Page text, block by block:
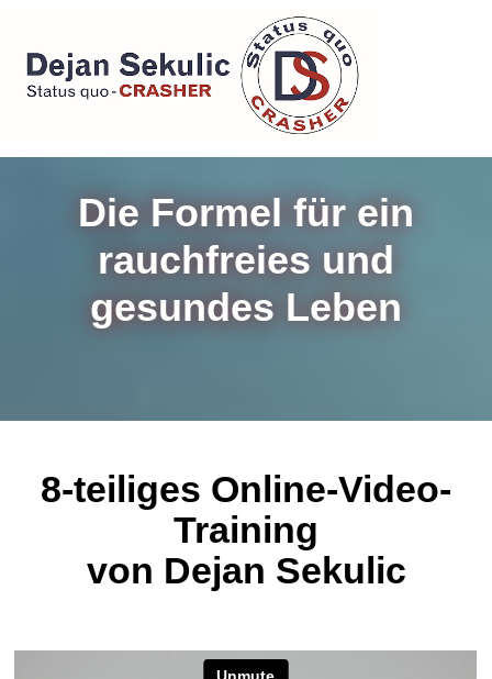
Die Formel für ein
rauchfreies und
gesundes Leben
8-teiliges Online-Video-
Training
von Dejan Sekulic